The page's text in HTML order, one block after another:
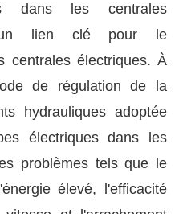
dans les centrales
lien clé pour le
centrales électriques. À
de régulation de la
hydrauliques adoptée
électriques dans les
problèmes tels que le
élevé, l'efficacité